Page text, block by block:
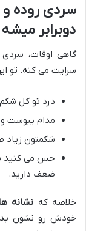
سردی روده
دوبرابر میشه
گاهی اوقات،
سرایت می کنه. تو
درد تو کل
مدام یبوست و
شکمتون زیاد
حس می کنید
ضعف دارید.
خلاصه که نشانه
خودش رو نشون